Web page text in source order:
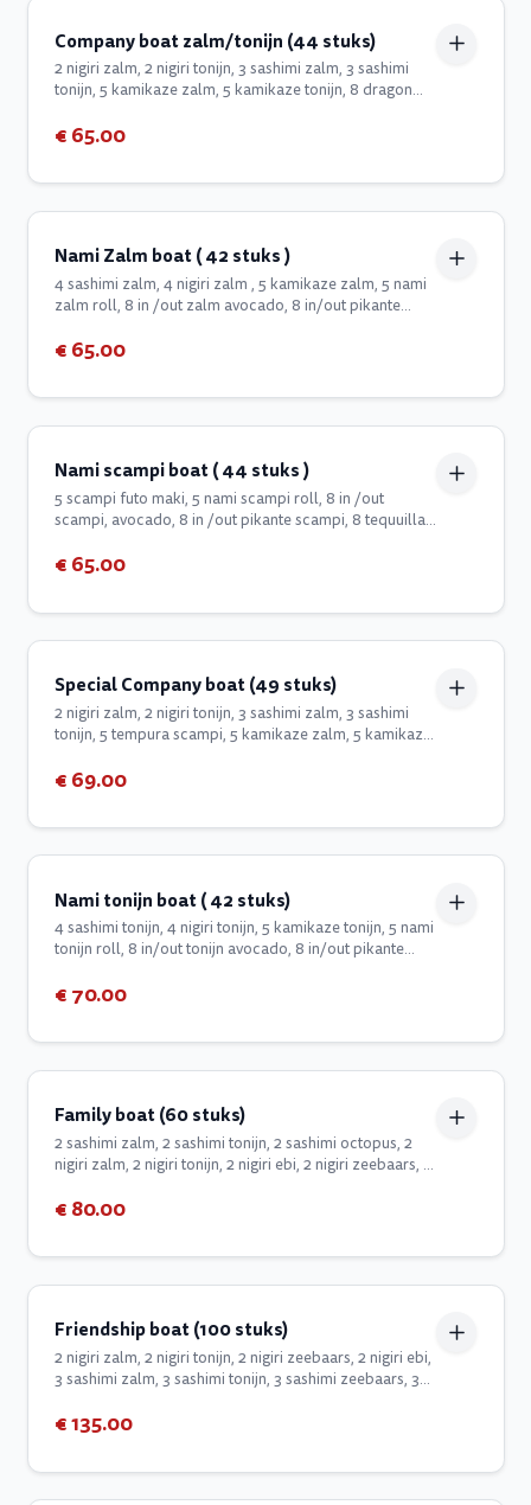
Company boat zalm/tonijn (44 stuks)
2 nigiri zalm, 2 nigiri tonijn, 3 sashimi zalm, 3 sashimi
tonijn, 5 kamikaze zalm, 5 kamikaze tonijn, 8 dragon
avocado, 8 tonijn in/out gewikkeld met avocado
€ 65.00
Nami Zalm boat ( 42 stuks )
4 sashimi zalm, 4 nigiri zalm , 5 kamikaze zalm, 5 nami
zalm roll, 8 in /out zalm avocado, 8 in/out pikante
€ 65.00
Nami scampi boat ( 44 stuks )
5 scampi futo maki, 5 nami scampi roll, 8 in /out
scampi, avocado, 8 in /out pikante scampi, 8 tequuilla
€ 65.00
Special Company boat (49 stuks)
2 nigiri zalm, 2 nigiri tonijn, 3 sashimi zalm, 3 sashimi
tonijn, 5 tempura scampi, 5 kamikaze zalm, 5 kamikaze
€ 69.00
Nami tonijn boat ( 42 stuks)
4 sashimi tonijn, 4 nigiri tonijn, 5 kamikaze tonijn, 5 nami
tonijn roll, 8 in/out tonijn avocado, 8 in/out pikante
€ 70.00
Family boat (60 stuks)
2 sashimi zalm, 2 sashimi tonijn, 2 sashimi octopus, 2
nigiri zalm, 2 nigiri tonijn, 2 nigiri ebi, 2 nigiri zeebaars, 8
zalm, 8 green dragon, 7 tempura scampi, 8 kamikaze
€ 80.00
Friendship boat (100 stuks)
2 nigiri zalm, 2 nigiri tonijn, 2 nigiri zeebaars, 2 nigiri ebi,
3 sashimi zalm, 3 sashimi tonijn, 3 sashimi zeebaars, 3
10 tempura scampu, 16 dragon eyes, 8 green dragon, 8
€ 135.00